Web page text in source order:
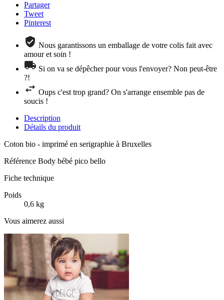
Partager
Tweet
Pinterest
Nous garantissons un emballage de votre colis fait avec
amour et soin !
Si on va se dépêcher pour vous l'envoyer? Non peut-être
?!
Oups c'est trop grand? On s'arrange ensemble pas de
soucis !
Description
Détails du produit
Coton bio - imprimé en serigraphie à Bruxelles
Référence Body bébé pico bello
Fiche technique
Poids
0,6 kg
Vous aimerez aussi